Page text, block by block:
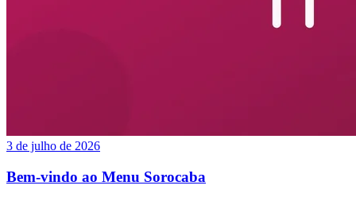
3 de julho de 2026
Bem-vindo ao Menu Sorocaba